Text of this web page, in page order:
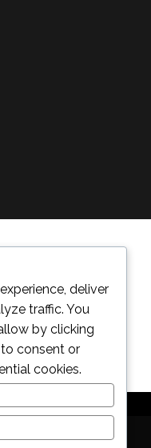
à votre
deliver
traffic. You
by clicking
to consent or
cookies.